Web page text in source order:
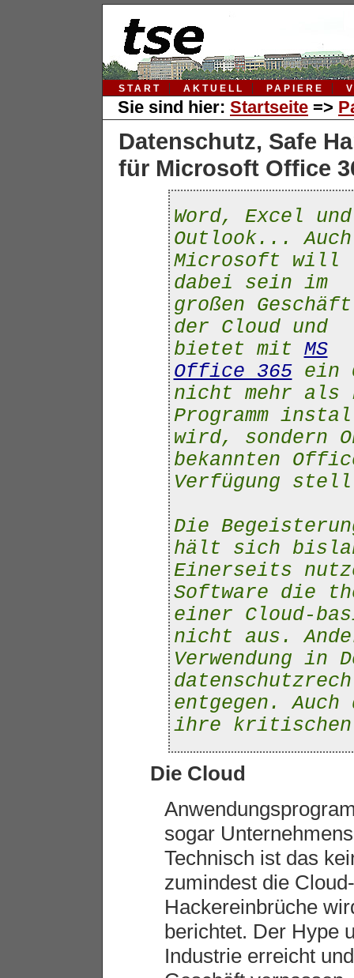
START AKTUELL PAPIERE
Sie sind hier: Startseite =>
Datenschutz, Safe
für Microsoft Office
Word, Excel und
Outlook... Auch
Microsoft will
dabei sein im
großen
der Cloud und
bietet mit MS
Office 365ein
nicht mehr als
Programm
wird, sondern
bekannten
Verfügung
Die
hält sich
Einerseits
Software die
einer Cloud-
nicht aus.
Verwendung in
entgegen.
ihre kritischen
Die Cloud
sogar
Technisch ist das
zumindest die
Hackereinbrüche
berichtet. Der Hype
Industrie erreicht